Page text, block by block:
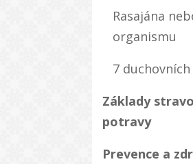
Rasajána
organismu
7
Základy
potravy
Prevence a